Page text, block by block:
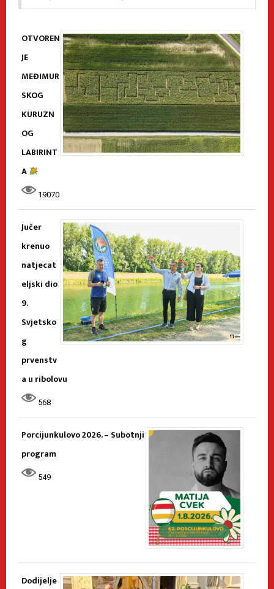
OTVOREN
JE
MEĐIMUR
SKOG
KURUZN
OG
LABIRINT
A
19070
Jučer
krenuo
natjecat
eljski dio
9.
Svjetsko
g
prvenstv
a u ribolovu
568
Porcijunkulovo 2026. – Subotnji
program
549
Dodijelje